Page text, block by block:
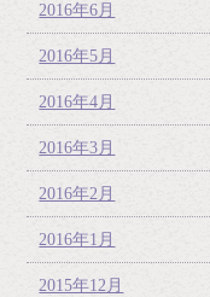
2016年6月
2016年5月
2016年4月
2016年3月
2016年2月
2016年1月
2015年12月